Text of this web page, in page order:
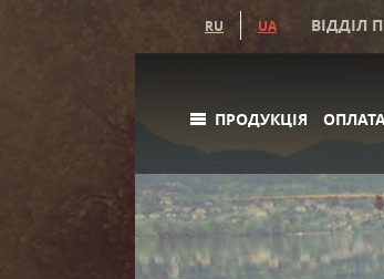
RU UA ВІДДІЛ
ПРОДУКЦІЯ